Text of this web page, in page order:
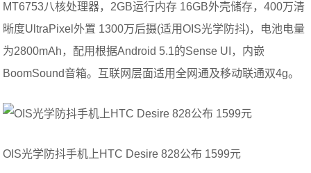
MT6753八核处理器，2GB运行内存 16GB外壳储存，400万清
晰度UltraPixel外置 1300万后摄(适用OIS光学防抖)，电池电量
为2800mAh，配用根据Android 5.1的Sense UI，内嵌
BoomSound音箱。互联网层面适用全网通及移动联通双4g。
OIS光学防抖手机上HTC Desire 828公布 1599元